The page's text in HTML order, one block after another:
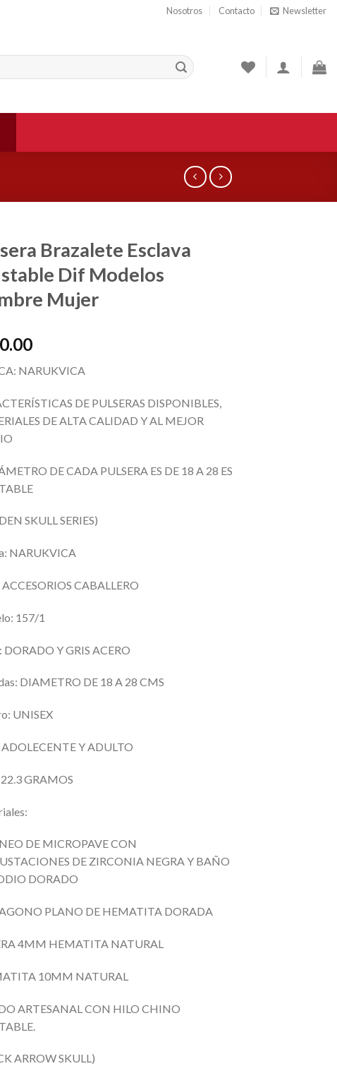
Nosotros Contacto Newsletter
Brazalete Esclava
Dif Modelos
Mujer
NARUKVICA
DE PULSERAS DISPONIBLES,
DE ALTA CALIDAD Y AL MEJOR
DE CADA PULSERA ES DE 18 A 28 ES
SKULL SERIES)
NARUKVICA
ACCESORIOS CABALLERO
157/1
DORADO Y GRIS ACERO
DIAMETRO DE 18 A 28 CMS
UNISEX
ADOLECENTE Y ADULTO
GRAMOS
DE MICROPAVE CON
DE ZIRCONIA NEGRA Y BAÑO
DORADO
PLANO DE HEMATITA DORADA
4MM HEMATITA NATURAL
10MM NATURAL
ARTESANAL CON HILO CHINO
ARROW SKULL)